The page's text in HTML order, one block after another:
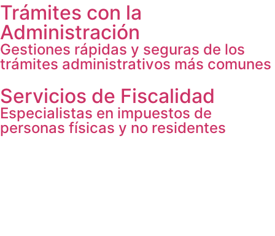
Trámites con la
Administración
Gestiones rápidas y seguras de los
trámites administrativos más comunes
Servicios de Fiscalidad
Especialistas en impuestos de
personas físicas y no residentes